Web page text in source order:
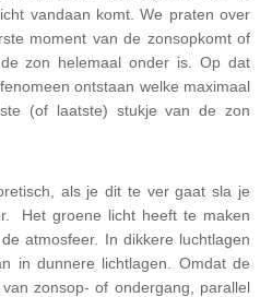
vandaan komt. We praten over
moment van de zonsopkomt of
zon helemaal onder is. Op dat
ontstaan welke maximaal
(of laatste) stukje van de zon
als je dit te ver gaat sla je
Het groene licht heeft te maken
atmosfeer. In dikkere luchtlagen
in dunnere lichtlagen. Omdat de
zonsop- of ondergang, parallel